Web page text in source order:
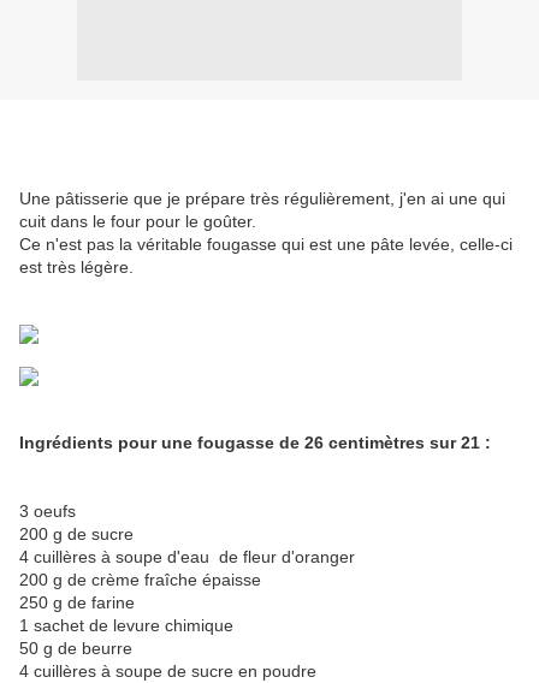
Une pâtisserie que je prépare très régulièrement, j'en ai une qui
cuit dans le four pour le goûter.
Ce n'est pas la véritable fougasse qui est une pâte levée, celle-ci
est très légère.
Ingrédients pour une fougasse de 26 centimètres sur 21 :
3 oeufs
200 g de sucre
4 cuillères à soupe d'eau de fleur d'oranger
200 g de crème fraîche épaisse
250 g de farine
1 sachet de levure chimique
50 g de beurre
4 cuillères à soupe de sucre en poudre